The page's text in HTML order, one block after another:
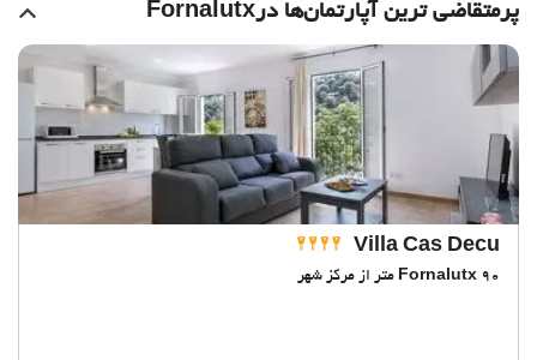
پرمتقاضی ترین آپارتمان‌‌ها درFornalutx
Villa Cas Decu
Fornalutx 90 متر از مرکز شهر